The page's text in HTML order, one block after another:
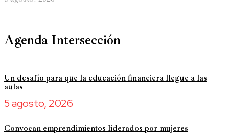
Agenda Intersección
Un desafío para que la educación financiera llegue a las
aulas
5 agosto, 2026
Convocan emprendimientos liderados por mujeres